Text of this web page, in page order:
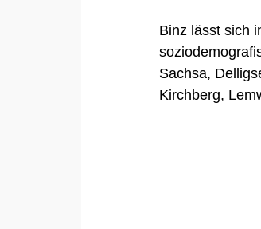
Binz lässt sich
Sachsa,
Kirchberg,